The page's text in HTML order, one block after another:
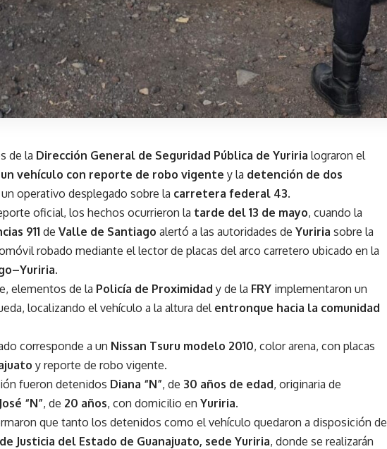
de la Dirección General de Seguridad Pública de Yuriria lograron el
vehículo con reporte de robo vigente y la detención de dos
operativo desplegado sobre la carretera federal 43.
oficial, los hechos ocurrieron la tarde del 13 de mayo, cuando la
911 de Valle de Santiago alertó a las autoridades de Yuriria sobre la
robado mediante el lector de placas del arco carretero ubicado en la
elementos de la Policía de Proximidad y de la FRY implementaron un
localizando el vehículo a la altura delentronque hacia la comunidad
corresponde a un Nissan Tsuru modelo 2010, color arena, con placas
y reporte de robo vigente.
fueron detenidos Diana “N”, de 30 años de edad, originaria de
José “N”, de 20 años, con domicilio en Yuriria.
que tanto los detenidos como el vehículo quedaron a disposición de
Justicia del Estado de Guanajuato, sede Yuriria, donde se realizarán